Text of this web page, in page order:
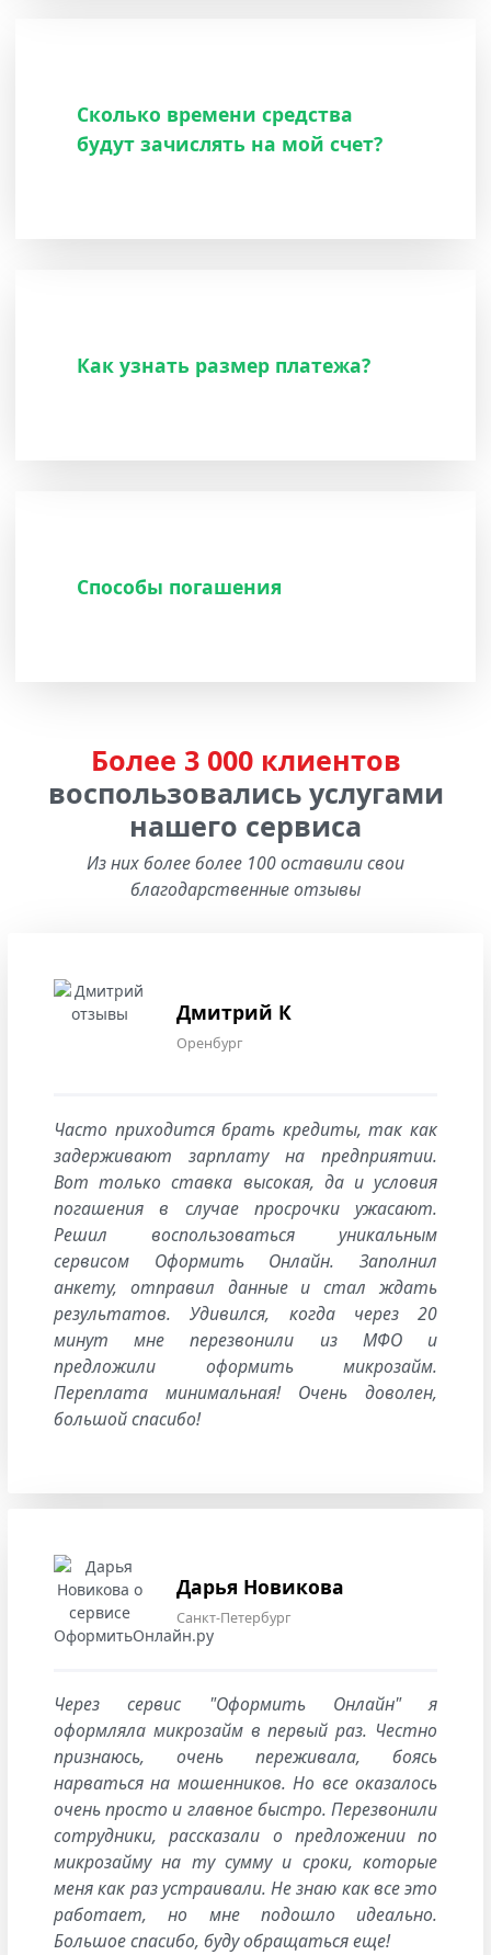
Сколько времени средства
будут зачислять на мой счет?
Как узнать размер платежа?
Способы погашения
Более 3 000 клиентов
воспользовались услугами
нашего сервиса
Из них более более 100 оставили свои
благодарственные отзывы
Дмитрий К
Оренбург
Часто приходится брать кредиты, так как
задерживают зарплату на предприятии.
Вот только ставка высокая, да и условия
погашения в случае просрочки ужасают.
Решил воспользоваться уникальным
сервисом Оформить Онлайн. Заполнил
анкету, отправил данные и стал ждать
результатов. Удивился, когда через 20
минут мне перезвонили из МФО и
предложили оформить микрозайм.
Переплата минимальная! Очень доволен,
большой спасибо!
Дарья Новикова
Санкт-Петербург
Через сервис "Оформить Онлайн" я
оформляла микрозайм в первый раз. Честно
признаюсь, очень переживала, боясь
нарваться на мошенников. Но все оказалось
очень просто и главное быстро. Перезвонили
сотрудники, рассказали о предложении по
микрозайму на ту сумму и сроки, которые
меня как раз устраивали. Не знаю как все это
работает, но мне подошло идеально.
Большое спасибо, буду обращаться еще!